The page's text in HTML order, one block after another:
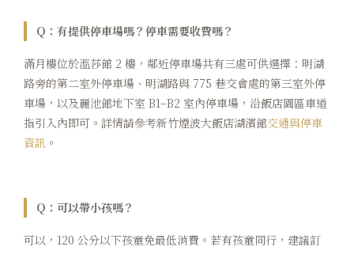
Q：有提供停車場嗎？停車需要收費嗎？
滿月樓位於溫莎館 2 樓，鄰近停車場共有三處可供選擇：明湖
路旁的第二室外停車場、明湖路與 775 巷交會處的第三室外停
車場，以及麗池館地下室 B1–B2 室內停車場，沿飯店園區車道
指引入內即可。詳情請參考新竹煙波大飯店湖濱館交通與停車
資訊 。
Q：可以帶小孩嗎？
可以，120 公分以下孩童免最低消費。若有孩童同行，建議訂